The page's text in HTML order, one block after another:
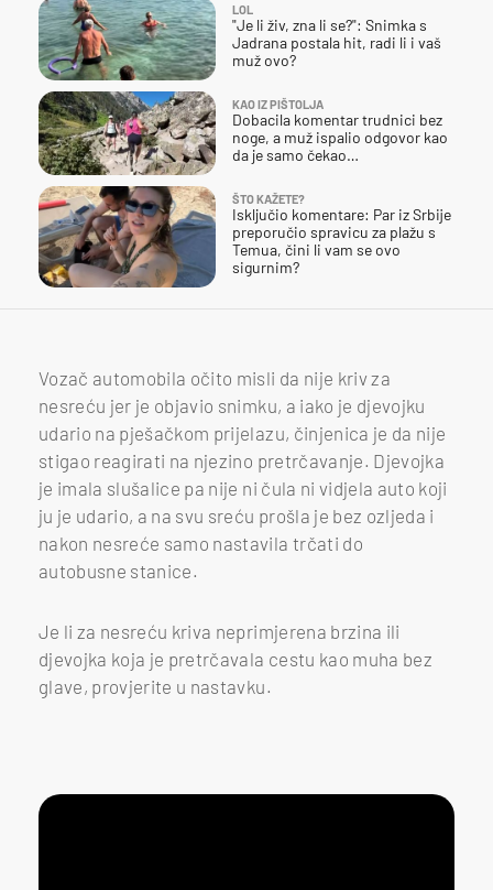
LOL
"Je li živ, zna li se?": Snimka s
Jadrana postala hit, radi li i vaš
muž ovo?
KAO IZ PIŠTOLJA
Dobacila komentar trudnici bez
noge, a muž ispalio odgovor kao
da je samo čekao…
ŠTO KAŽETE?
Isključio komentare: Par iz Srbije
preporučio spravicu za plažu s
Temua, čini li vam se ovo
sigurnim?
Vozač automobila očito misli da nije kriv za
nesreću jer je objavio snimku, a iako je djevojku
udario na pješačkom prijelazu, činjenica je da nije
stigao reagirati na njezino pretrčavanje. Djevojka
je imala slušalice pa nije ni čula ni vidjela auto koji
ju je udario, a na svu sreću prošla je bez ozljeda i
nakon nesreće samo nastavila trčati do
autobusne stanice.
Je li za nesreću kriva neprimjerena brzina ili
djevojka koja je pretrčavala cestu kao muha bez
glave, provjerite u nastavku.